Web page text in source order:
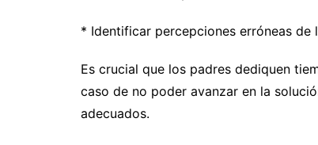
* Identificar percepciones erróneas de
Es crucial que los padres dediquen
caso de no poder avanzar en la
adecuados.